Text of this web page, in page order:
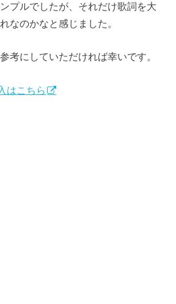
プルでしたが、それだけ歌詞を大
なのかなと感じました。
考にしていただければ幸いです。
はこちら